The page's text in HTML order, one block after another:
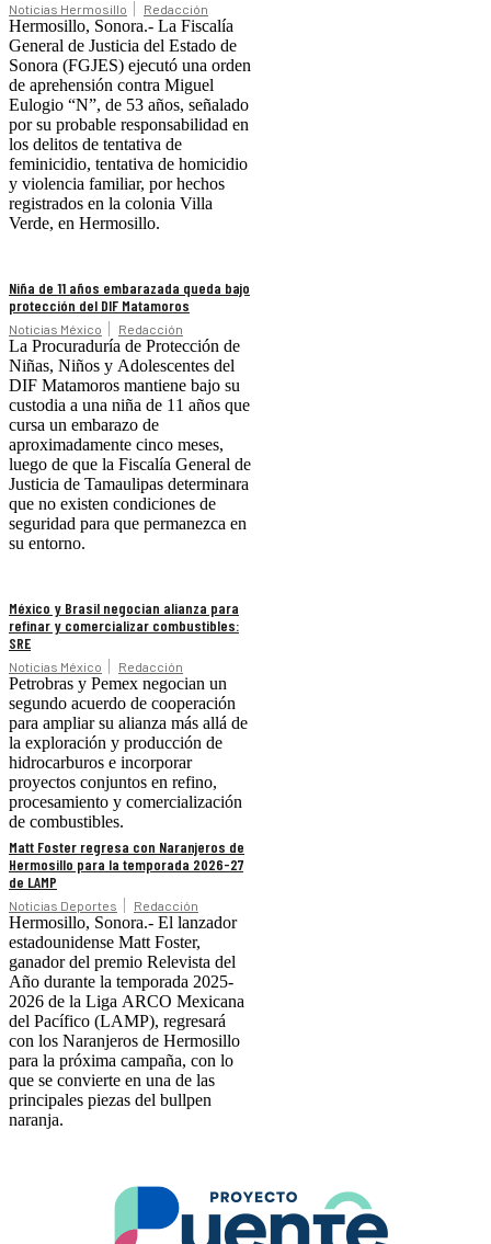
Noticias Hermosillo Redacción
Hermosillo, Sonora.- La Fiscalía
General de Justicia del Estado de
Sonora (FGJES) ejecutó una orden
de aprehensión contra Miguel
Eulogio “N”, de 53 años, señalado
por su probable responsabilidad en
los delitos de tentativa de
feminicidio, tentativa de homicidio
y violencia familiar, por hechos
registrados en la colonia Villa
Verde, en Hermosillo.
Niña de 11 años embarazada queda bajo
protección del DIF Matamoros
Noticias México Redacción
La Procuraduría de Protección de
Niñas, Niños y Adolescentes del
DIF Matamoros mantiene bajo su
custodia a una niña de 11 años que
cursa un embarazo de
aproximadamente cinco meses,
luego de que la Fiscalía General de
Justicia de Tamaulipas determinara
que no existen condiciones de
seguridad para que permanezca en
su entorno.
México y Brasil negocian alianza para
refinar y comercializar combustibles:
SRE
Noticias México Redacción
Petrobras y Pemex negocian un
segundo acuerdo de cooperación
para ampliar su alianza más allá de
la exploración y producción de
hidrocarburos e incorporar
proyectos conjuntos en refino,
procesamiento y comercialización
de combustibles.
Matt Foster regresa con Naranjeros de
Hermosillo para la temporada 2026-27
de LAMP
Noticias Deportes Redacción
Hermosillo, Sonora.- El lanzador
estadounidense Matt Foster,
ganador del premio Relevista del
Año durante la temporada 2025-
2026 de la Liga ARCO Mexicana
del Pacífico (LAMP), regresará
con los Naranjeros de Hermosillo
para la próxima campaña, con lo
que se convierte en una de las
principales piezas del bullpen
naranja.